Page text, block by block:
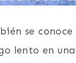
se
lento en